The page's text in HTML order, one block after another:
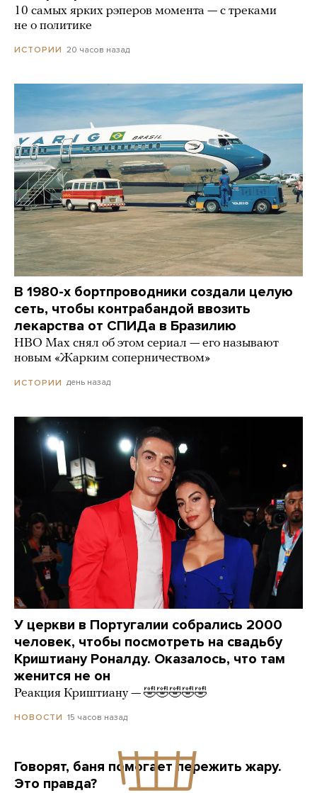
10 самых ярких рэперов момента — с треками
не о политике
ИСТОРИИ 20 часов назад
В 1980-х бортпроводники создали целую
сеть, чтобы контрабандой ввозить
лекарства от СПИДа в Бразилию
HBO Max снял об этом сериал — его называют
новым «Жарким соперничеством»
ИСТОРИИ день назад
У церкви в Португалии собрались 2000
человек, чтобы посмотреть на свадьбу
Криштиану Роналду. Оказалось, что там
женится не он
Реакция Криштиану — 🤣🤣🤣🤣🤣
НОВОСТИ 15 часов назад
Говорят, баня помогает пережить жару.
Это правда?